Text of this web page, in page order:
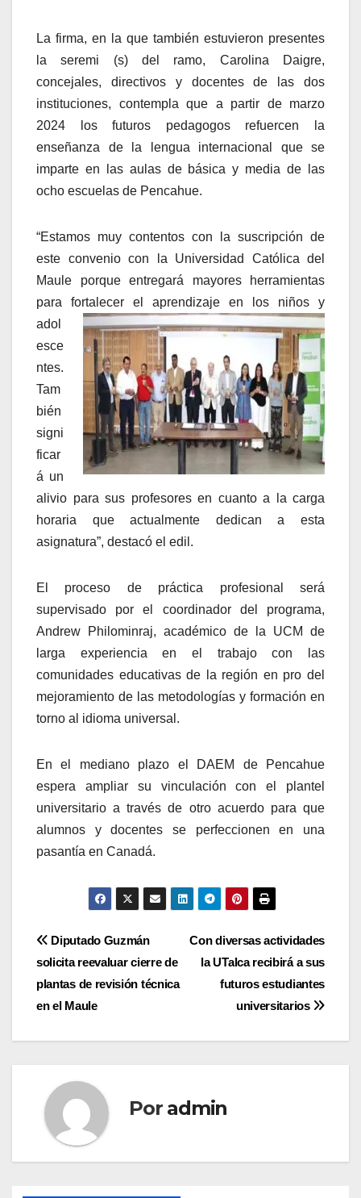
La firma, en la que también estuvieron presentes
la seremi (s) del ramo, Carolina Daigre,
concejales, directivos y docentes de las dos
instituciones, contempla que a partir de marzo
2024 los futuros pedagogos refuercen la
enseñanza de la lengua internacional que se
imparte en las aulas de básica y media de las
ocho escuelas de Pencahue.
“Estamos muy contentos con la suscripción de
este convenio con la Universidad Católica del
Maule porque entregará mayores herramientas
para fortalecer el aprendizaje en los niños y
adol
esce
ntes.
Tam
bién
signi
ficar
á un
alivio para sus profesores en cuanto a la carga
horaria que actualmente dedican a esta
asignatura”, destacó el edil.
El proceso de práctica profesional será
supervisado por el coordinador del programa,
Andrew Philominraj, académico de la UCM de
larga experiencia en el trabajo con las
comunidades educativas de la región en pro del
mejoramiento de las metodologías y formación en
torno al idioma universal.
En el mediano plazo el DAEM de Pencahue
espera ampliar su vinculación con el plantel
universitario a través de otro acuerdo para que
alumnos y docentes se perfeccionen en una
pasantía en Canadá.
Navegación
de
entradas
Con diversas actividades
la UTalca recibirá a sus
futuros estudiantes
universitarios
Diputado Guzmán
solicita reevaluar cierre de
plantas de revisión técnica
en el Maule
Por admin